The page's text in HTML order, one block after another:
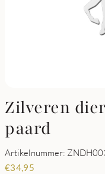
Zilveren
paard
Artikelnummer:
€34,95